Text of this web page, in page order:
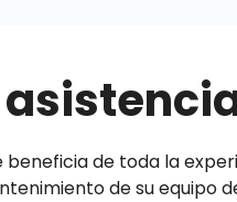
beneficia de toda la
de su equipo